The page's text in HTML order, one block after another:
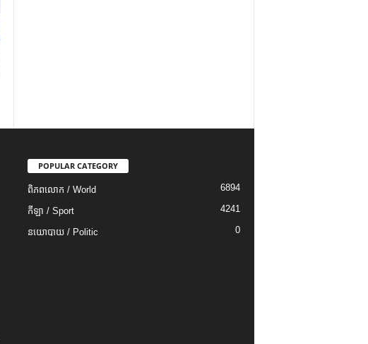
POPULAR CATEGORY
ពិភពលោក / World 6894
កីឡា / Sport 4241
នយោបាយ / Politic 0